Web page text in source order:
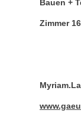
Bauen +
Zimmer